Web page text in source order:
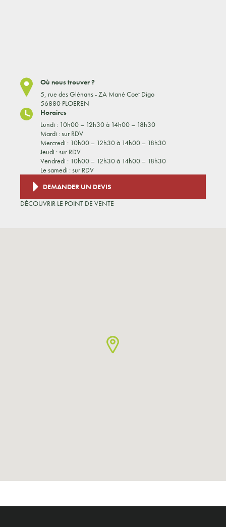
Où nous trouver ?
5, rue des Glénans - ZA Mané Coet Digo
56880 PLOEREN
Horaires
Lundi : 10h00 – 12h30 à 14h00 – 18h30
Mardi : sur RDV
Mercredi : 10h00 – 12h30 à 14h00 – 18h30
Jeudi : sur RDV
Vendredi : 10h00 – 12h30 à 14h00 – 18h30
Le samedi : sur RDV
DEMANDER UN DEVIS
DÉCOUVRIR LE POINT DE VENTE